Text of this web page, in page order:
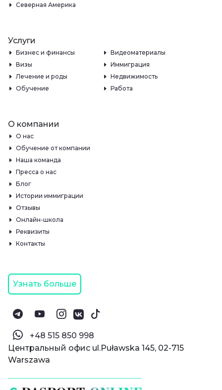
Северная Америка
Услуги
Бизнес и финансы
Видеоматериалы
Визы
Иммиграция
Лечение и роды
Недвижимость
Обучение
Работа
О компании
О нас
Обучение от компании
Наша команда
Пресса о нас
Блог
Истории иммиграции
Отзывы
Онлайн-школа
Реквизиты
Контакты
Узнать больше
‪+48 515 850 998‬
Центральный офис ul.Puławska 145, 02-715
Warszawa